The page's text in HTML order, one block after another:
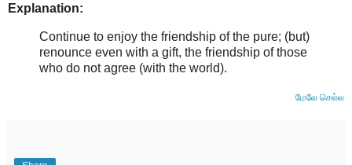
Explanation:
Continue to enjoy the friendship of the pure; (but)
renounce even with a gift, the friendship of those
who do not agree (with the world).
மேலே செல்ல